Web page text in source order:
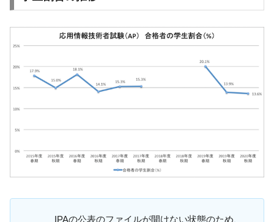
IPAの公表のファイルが開けない状態のため、